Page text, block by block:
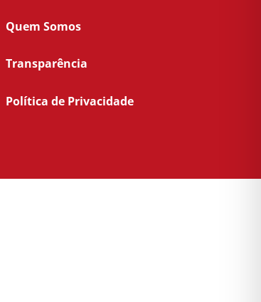
Quem Somos
Transparência
Política de Privacidade